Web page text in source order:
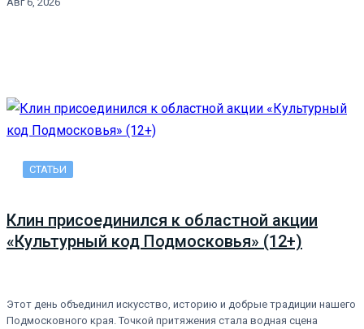
СТАТЬИ
Клин присоединился к областной акции
«Культурный код Подмосковья» (12+)
Этот день объединил искусство, историю и добрые традиции нашего
Подмосковного края. Точкой притяжения стала водная сцена